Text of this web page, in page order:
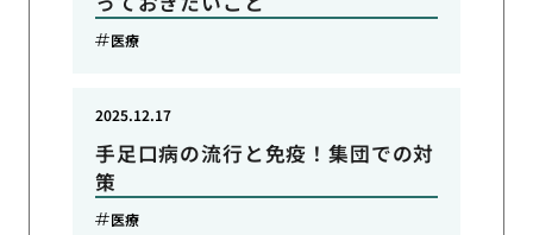
医療
手足口病の流行と免疫！集団での対
策
2025.12.17
医療